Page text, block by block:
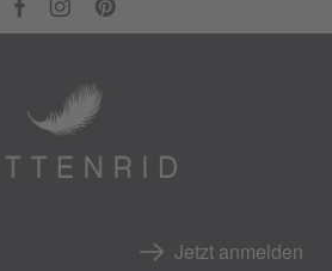
Jetzt anmelden